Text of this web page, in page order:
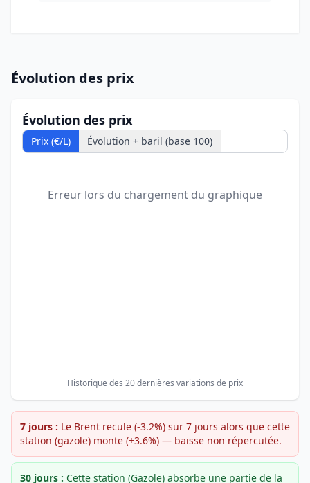
Évolution des prix
Évolution des prix
Prix (€/L) Évolution + baril (base 100)
Erreur lors du chargement du graphique
Historique des 20 dernières variations de prix
7 jours : Le Brent recule (-3.2%) sur 7 jours alors que cette
station (gazole) monte (+3.6%) — baisse non répercutée.
30 jours : Cette station (Gazole) absorbe une partie de la